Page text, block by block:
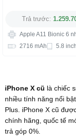
Trả trước:
Apple A11 Bionic 6
2716 mAh
5.8 inch
iPhone X cũ là chiếc
nhiều tính năng nổi
Plus. iPhone X cũ
chính hãng, quốc tế
trả góp 0%.